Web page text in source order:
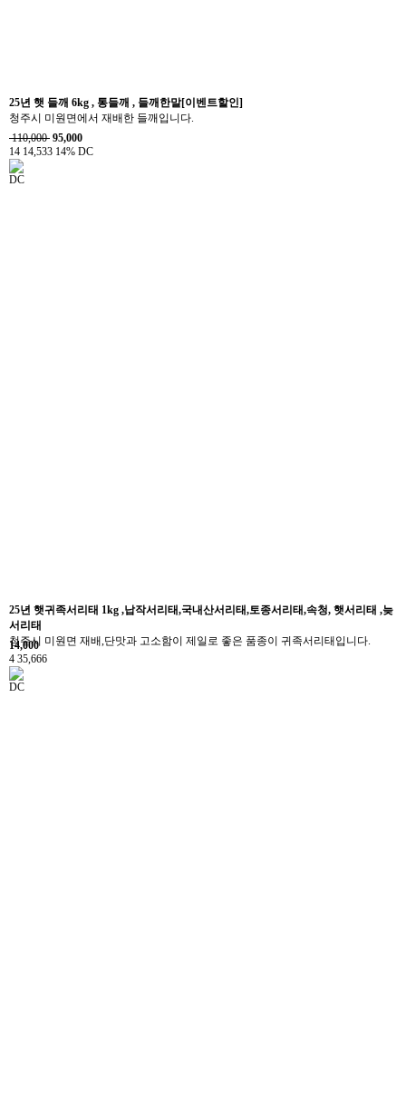
25년 햇 들깨 6kg , 통들깨 , 들깨한말[이벤트할인]
청주시 미원면에서 재배한 들깨입니다.
110,000 95,000
14 14,533 14% DC
DC
25년 햇귀족서리태 1kg ,납작서리태,국내산서리태,토종서리태,속청, 햇서리태 ,늦
서리태
청주시 미원면 재배,단맛과 고소함이 제일로 좋은 품종이 귀족서리태입니다.
14,000
4 35,666
DC